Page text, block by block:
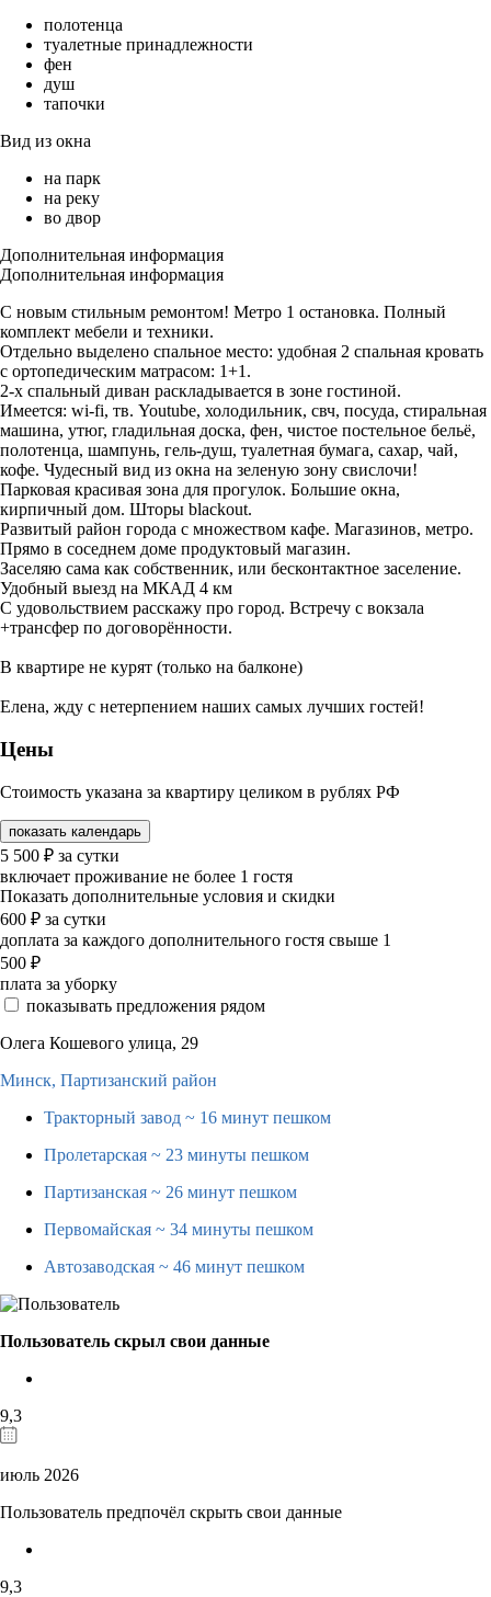
полотенца
туалетные принадлежности
фен
душ
тапочки
Вид из окна
на парк
на реку
во двор
Дополнительная информация
Дополнительная информация
С новым стильным ремонтом! Метро 1 остановка. Полный
комплект мебели и техники.
Отдельно выделено спальное место: удобная 2 спальная кровать
с ортопедическим матрасом: 1+1.
2-х спальный диван раскладывается в зоне гостиной.
Имеется: wi-fi, тв. Youtube, холодильник, свч, посуда, стиральная
машина, утюг, гладильная доска, фен, чистое постельное бельё,
полотенца, шампунь, гель-душ, туалетная бумага, сахар, чай,
кофе. Чудесный вид из окна на зеленую зону свислочи!
Парковая красивая зона для прогулок. Большие окна,
кирпичный дом. Шторы blackout.
Развитый район города с множеством кафе. Магазинов, метро.
Прямо в соседнем доме продуктовый магазин.
Заселяю сама как собственник, или бесконтактное заселение.
Удобный выезд на МКАД 4 км
С удовольствием расскажу про город. Встречу с вокзала
+трансфер по договорённости.
В квартире не курят (только на балконе)
Елена, жду с нетерпением наших самых лучших гостей!
Цены
Стоимость указана за квартиру целиком в рублях РФ
показать календарь
5 500 ₽ за сутки
включает проживание не более 1 гостя
Показать дополнительные условия и скидки
600 ₽ за сутки
доплата за каждого дополнительного гостя свыше 1
500 ₽
плата за уборку
показывать предложения рядом
Олега Кошевого улица, 29
Минск, Партизанский район
Тракторный завод ~ 16 минут пешком
Пролетарская ~ 23 минуты пешком
Партизанская ~ 26 минут пешком
Первомайская ~ 34 минуты пешком
Автозаводская ~ 46 минут пешком
Пользователь скрыл свои данные
9,3
июль 2026
Пользователь предпочёл скрыть свои данные
9,3